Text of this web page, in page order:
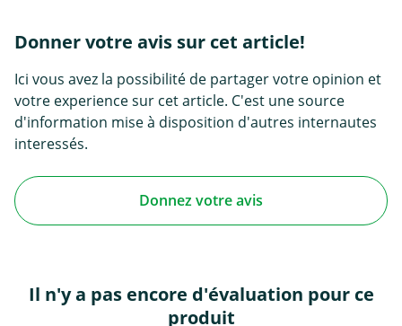
Donner votre avis sur cet article!
Ici vous avez la possibilité de partager votre opinion et
votre experience sur cet article. C'est une source
d'information mise à disposition d'autres internautes
interessés.
Donnez votre avis
Il n'y a pas encore d'évaluation pour ce
produit